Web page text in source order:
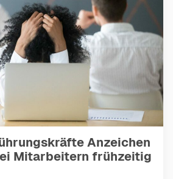
Anzeichen
Mitarbeitern frühzeitig